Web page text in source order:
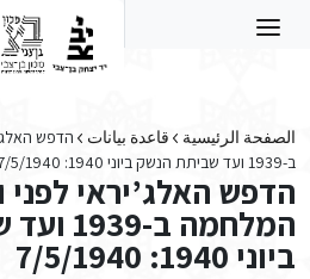
الصفحة الرئيسية قاعدة بيانات
הדפש
ב-1939 ועד שביתת הנשק ביוני 1940: 7/5/1940
הדפש האלג’יראי
המלחמה
ביוני 1940: 7/5/1940